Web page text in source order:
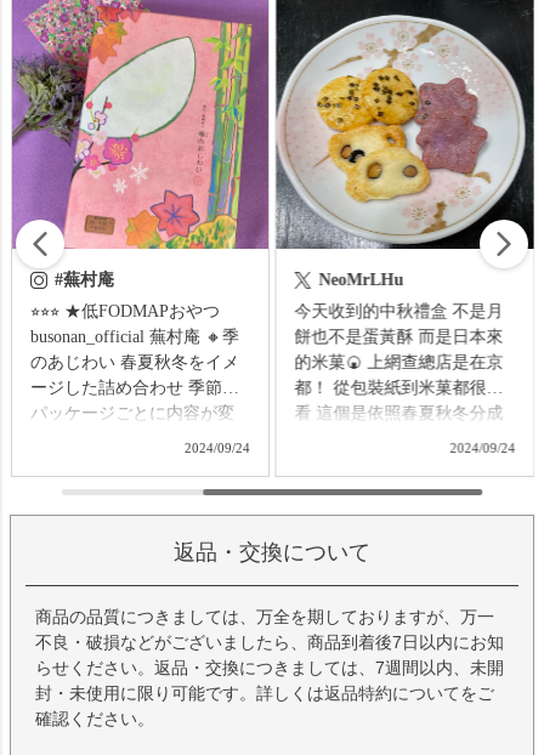
のあじわい
/ スイーツ 最近
色んな国のスイーツ
す❤️ オーストラリア
ェコ🇨🇿、日本
イス🇨🇭、ドイツ
れも美味しかったな
#スイス生活 #
#蕪村庵
⭐︎⭐︎⭐︎ ★低FODMAPおやつ
busonan_official 蕪村庵 🔸季
のあじわい 春夏秋冬をイメ
ージした詰め合わせ 季節の
パッケージごとに内容が変
わります 1番気に入ったのは
美味しかったです☺️ #過敏性
腸症候群 #IBS #過敏性腸症
候群用お菓子 #IBS用お菓子
#低フォドマップ #低fodmap
#低フォドマップお菓子 #あ
られ #おかき #お米のお菓子
#米菓 #蕪村庵 #近鉄百貨店 #
近鉄百貨店奈良店
今天
餅也
的米
都！ 從包裝紙到米菓都很好
看 這
12種
https://
返品・交換について
商品の品質につきましては、万全を期しておりますが、万一
不良・破損などがございましたら、商品到着後7日以内にお知
らせください。返品・交換につきましては、7週間以内、未開
封・未使用に限り可能です。詳しくは返品特約についてをご
確認ください。